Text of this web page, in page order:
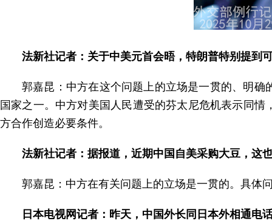
法新社记者：关于中美元首会晤，特朗普特别提到
郭嘉昆：中方在这个问题上的立场是一贯的、明
国家之一。中方对美国人民遭受的芬太尼危机表示同
方合作创造必要条件。
法新社记者：据报道，近期中国自美采购大豆，这
郭嘉昆：中方在有关问题上的立场是一贯的。具体
日本电视网记者：昨天，中国外长同日本外相通电